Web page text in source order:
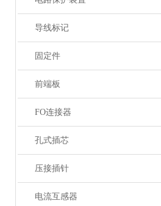
导线标记
固定件
前端板
FO连接器
孔式插芯
压接插针
电流互感器